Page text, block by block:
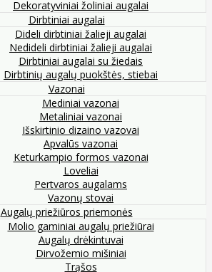
Dekoratyviniai žoliniai augalai
Dirbtiniai augalai
Dideli dirbtiniai žalieji augalai
Nedideli dirbtiniai žalieji augalai
Dirbtiniai augalai su žiedais
Dirbtinių augalų puokštės, stiebai
Vazonai
Mediniai vazonai
Metaliniai vazonai
Išskirtinio dizaino vazovai
Apvalūs vazonai
Keturkampio formos vazonai
Loveliai
Pertvaros augalams
Vazonų stovai
Augalų priežiūros priemonės
Molio gaminiai augalų priežiūrai
Augalų drėkintuvai
Dirvožemio mišiniai
Trąšos